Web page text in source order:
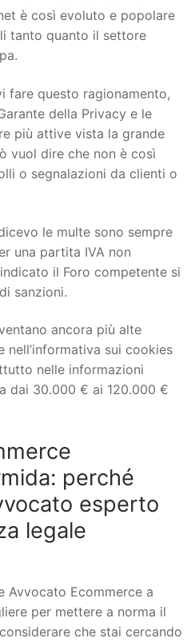
è così evoluto e popolare
tanto quanto il settore
fare questo ragionamento,
della Privacy e le
più attive vista la grande
vuol dire che non è così
o segnalazioni da clienti o
le multe sono sempre
una partita IVA non
il Foro competente si
sanzioni.
ancora più alte
nell’informativa sui cookies
nelle informazioni
dai 30.000 € ai 120.000 €
perché
esperto
legale
Avvocato Ecommerce a
per mettere a norma il
che stai cercando